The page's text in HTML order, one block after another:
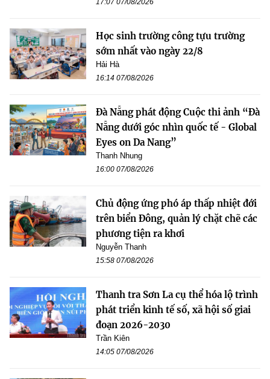
Học sinh trường công tựu trường
sớm nhất vào ngày 22/8
Hải Hà
16:14 07/08/2026
Đà Nẵng phát động Cuộc thi ảnh “Đà
Nẵng dưới góc nhìn quốc tế - Global
Eyes on Da Nang”
Thanh Nhung
16:00 07/08/2026
Chủ động ứng phó áp thấp nhiệt đới
trên biển Đông, quản lý chặt chẽ các
phương tiện ra khơi
Nguyễn Thanh
15:58 07/08/2026
Thanh tra Sơn La cụ thể hóa lộ trình
phát triển kinh tế số, xã hội số giai
đoạn 2026-2030
Trần Kiên
14:05 07/08/2026